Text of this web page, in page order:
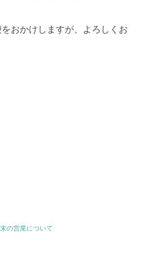
おかけしますが、よろしくお
の営業について